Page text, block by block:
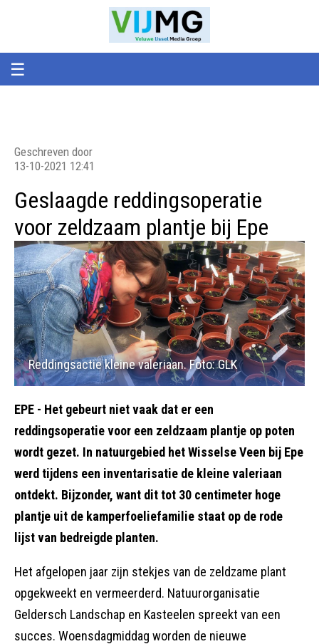
☰
Geschreven door
13-10-2021 12:41
Geslaagde reddingsoperatie
voor zeldzaam plantje bij Epe
Reddingsactie kleine valeriaan. Foto: GLK
EPE - Het gebeurt niet vaak dat er een
reddingsoperatie voor een zeldzaam plantje op poten
wordt gezet. In natuurgebied het Wisselse Veen bij Epe
werd tijdens een inventarisatie de kleine valeriaan
ontdekt. Bijzonder, want dit tot 30 centimeter hoge
plantje uit de kamperfoeliefamilie staat op de rode
lijst van bedreigde planten.
Het afgelopen jaar zijn stekjes van de zeldzame plant
opgekweekt en vermeerderd. Natuurorganisatie
Geldersch Landschap en Kasteelen spreekt van een
succes. Woensdagmiddag worden de nieuwe